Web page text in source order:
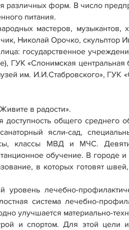
различных форм. В число
питания.
мастеров, музыкантов,
Николай Орочко, скульптор
государственное
«Слонимская центральная
им. И.И.Стабровского», ГУК
в радости».
общего среднего
ясли-сад,
классы МВД и МЧС.
обучение. В городе
в которых готовят
уровень лечебно-
система лечебно-
улучшается материально-
и спортом. Для этой цели